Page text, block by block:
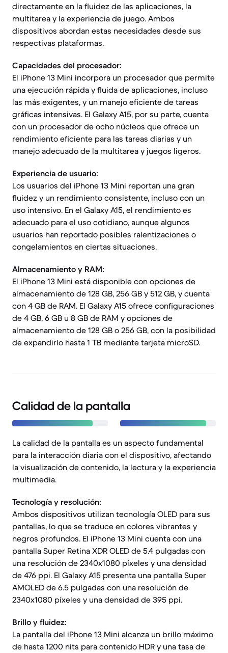
directamente en la fluidez de las aplicaciones, la
multitarea y la experiencia de juego. Ambos
dispositivos abordan estas necesidades desde sus
respectivas plataformas.
Capacidades del procesador:
El iPhone 13 Mini incorpora un procesador que permite
una ejecución rápida y fluida de aplicaciones, incluso
las más exigentes, y un manejo eficiente de tareas
gráficas intensivas. El Galaxy A15, por su parte, cuenta
con un procesador de ocho núcleos que ofrece un
rendimiento eficiente para las tareas diarias y un
manejo adecuado de la multitarea y juegos ligeros.
Experiencia de usuario:
Los usuarios del iPhone 13 Mini reportan una gran
fluidez y un rendimiento consistente, incluso con un
uso intensivo. En el Galaxy A15, el rendimiento es
adecuado para el uso cotidiano, aunque algunos
usuarios han reportado posibles ralentizaciones o
congelamientos en ciertas situaciones.
Almacenamiento y RAM:
El iPhone 13 Mini está disponible con opciones de
almacenamiento de 128 GB, 256 GB y 512 GB, y cuenta
con 4 GB de RAM. El Galaxy A15 ofrece configuraciones
de 4 GB, 6 GB u 8 GB de RAM y opciones de
almacenamiento de 128 GB o 256 GB, con la posibilidad
de expandirlo hasta 1 TB mediante tarjeta microSD.
Calidad de la pantalla
La calidad de la pantalla es un aspecto fundamental
para la interacción diaria con el dispositivo, afectando
la visualización de contenido, la lectura y la experiencia
multimedia.
Tecnología y resolución:
Ambos dispositivos utilizan tecnología OLED para sus
pantallas, lo que se traduce en colores vibrantes y
negros profundos. El iPhone 13 Mini cuenta con una
pantalla Super Retina XDR OLED de 5.4 pulgadas con
una resolución de 2340x1080 píxeles y una densidad
de 476 ppi. El Galaxy A15 presenta una pantalla Super
AMOLED de 6.5 pulgadas con una resolución de
2340x1080 píxeles y una densidad de 395 ppi.
Brillo y fluidez:
La pantalla del iPhone 13 Mini alcanza un brillo máximo
de hasta 1200 nits para contenido HDR y una tasa de